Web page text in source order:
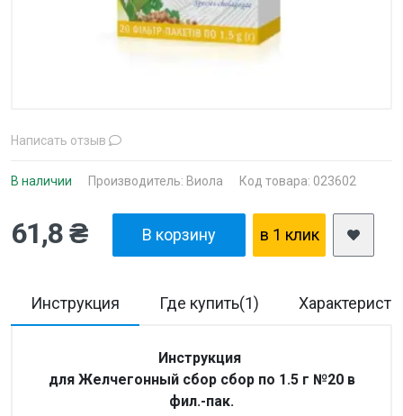
Написать отзыв
В наличии Производитель: Виола Код товара: 023602
61,8 ₴ В корзину в 1 клик
Инструкция Где купить(1)
Инструкция
для Желчегонный сбор сбор по 1.5 г №20 в
фил.-пак.